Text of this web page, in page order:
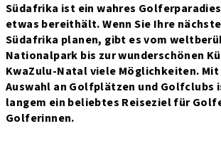
Südafrika ist ein wahres
etwas bereithält. Wenn Sie Ihre
Südafrika planen, gibt es vom
Nationalpark bis zur wunderschönen
KwaZulu-Natal viele Möglichkeiten.
Auswahl an Golfplätzen und Golfclubs
langem ein beliebtes Reiseziel für
Golferinnen.